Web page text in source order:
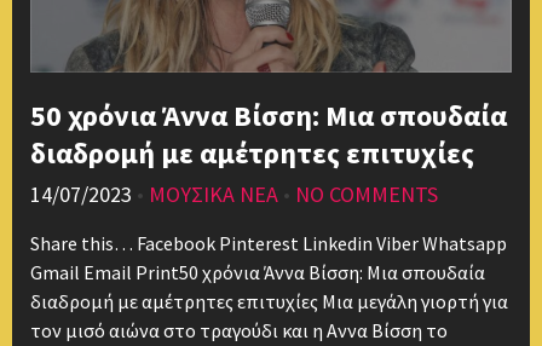
50 χρόνια Άννα Βίσση: Μια σπουδαία
διαδρομή με αμέτρητες επιτυχίες
14/07/2023 • ΜΟΥΣΙΚΑ ΝΕΑ • NO COMMENTS
Share this… Facebook Pinterest Linkedin Viber Whatsapp
Gmail Email Print50 χρόνια Άννα Βίσση: Μια σπουδαία
διαδρομή με αμέτρητες επιτυχίες Μια μεγάλη γιορτή για
τον μισό αιώνα στο τραγούδι και η Αννα Βίσση το